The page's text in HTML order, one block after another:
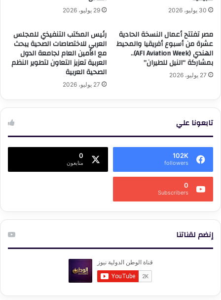
30 يوليو، 2026 29 يوليو، 2026
مصر تفتتح أعمال النسخة الحادية
عشرة من أسبوع أفريقيا والمحيط
الهندي (AFI Aviation Week)..
بمشاركة “النيل للطيران”
27 يوليو، 2026
رئيس المكتب التنفيذي للمجلس
العربي للاختصاصات الصحية يبحث
مع الأمين العام لجامعة الدول
العربية تعزيز التعاون لتطوير النظم
الصحية العربية
27 يوليو، 2026
تابعونا علي
102K
followers
0
متابعون
0
Subscribers
إنضم لقناتنا